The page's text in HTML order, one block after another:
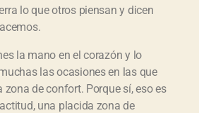
lo que otros piensan y dicen
la mano en el corazón y lo
las ocasiones en las que
zona de confort. Porque sí, eso es
una placida zona de